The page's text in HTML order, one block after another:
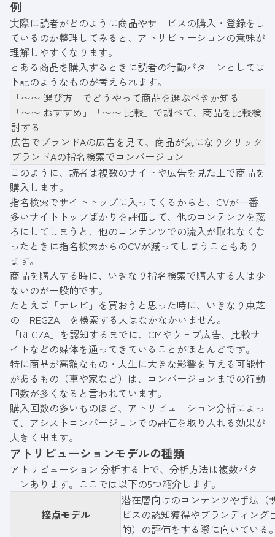
例
実際に読者がどのように商品やサービスの購入・登録をし
ているのか整理してみると、アトリビューションの意味が
理解しやすくなります。
とある商品を購入するときに読者の行動パターンとしては
下記のようなものが考えられます。
「〜〜 選び方」でどうやって商品を選ぶべきか知る
「〜〜 おすすめ」「〜〜 比較」で調べて、商品を比較検
討する
広告でブランドAの広告を見て、商品が気になりクリック
ブランドAの指名検索でコンバージョン
このように、読者は複数のサイトや広告を見た上で商品を
購入します。
指名検索でサイトトップに入ってくるからと、CVが一番
多いサイトトップばかりを評価して、他のコンテンツを蔑
ろにしてしまうと、他のコンテンツでの流入が取れなくな
ったときに指名検索からのCVが減ってしまうこともあり
ます。
商品を購入する時に、いきなり指名検索で購入する人は少
ないのが一般的です。
たとえば「テレビ」を買おうと思った時に、いきなり東芝
の「REGZA」を検索する人はなかなかいません。
「REGZA」を認知するまでに、CMやウェブ広告、比較サ
イトなどの媒体を通ってきていることがほとんどです。
特に商品が高額なもの・人生に大きな影響を与える可能性
があるもの（車や家など）は、コンバージョンまでの行動
回数が多くなると言われています。
購入回数の多いものほど、アトリビューション分析によっ
て、アシストコンバージョンでの評価を取り入れる効果が
大きく出ます。
アトリビューションモデルの種類
アトリビューション 分析する上で、分析方法は複数パタ
ーンあります。ここでは以下の5つ紹介します。
接点モデル
潜在層向けのコンテンツや手法（
ビスの認知獲得やブランディング
的）の評価をする際に向いている